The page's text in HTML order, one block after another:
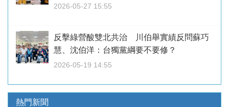
2026-05-27 15:55
反擊綠營酸雙北共治 川伯舉實績反問蘇巧
慧、沈伯洋：台獨黨綱要不要修？
2026-05-19 14:55
熱門新聞